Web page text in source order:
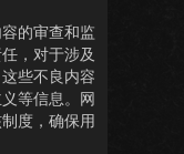
的审查和监
，对于涉及
些不良内容
等信息。网
度，确保用